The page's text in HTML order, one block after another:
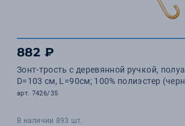
882 ₽
Зонт-трость с деревянной ручкой,
D=103 см, L=90см; 100% полиэстер
арт. 7426/35
В наличии 893 шт.